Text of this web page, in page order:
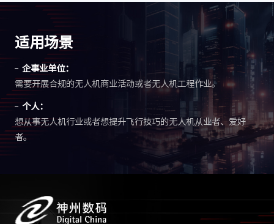
适用场景
企事业单位：
需要开展合规的无人机商业活动或者无人机工程作业。
个人：
想从事无人机行业或者想提升飞行技巧的无人机从业者、爱好
者。